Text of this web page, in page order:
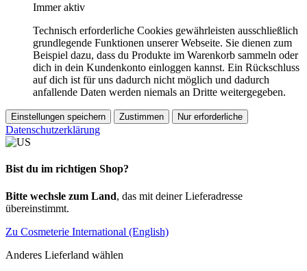
Immer aktiv
Technisch erforderliche Cookies gewährleisten ausschließlich
grundlegende Funktionen unserer Webseite. Sie dienen zum
Beispiel dazu, dass du Produkte im Warenkorb sammeln oder
dich in dein Kundenkonto einloggen kannst. Ein Rückschluss
auf dich ist für uns dadurch nicht möglich und dadurch
anfallende Daten werden niemals an Dritte weitergegeben.
Einstellungen speichern Zustimmen Nur erforderliche
Datenschutzerklärung
Bist du im richtigen Shop?
Bitte wechsle zum Land, das mit deiner Lieferadresse
übereinstimmt.
Zu Cosmeterie International (English)
Anderes Lieferland wählen